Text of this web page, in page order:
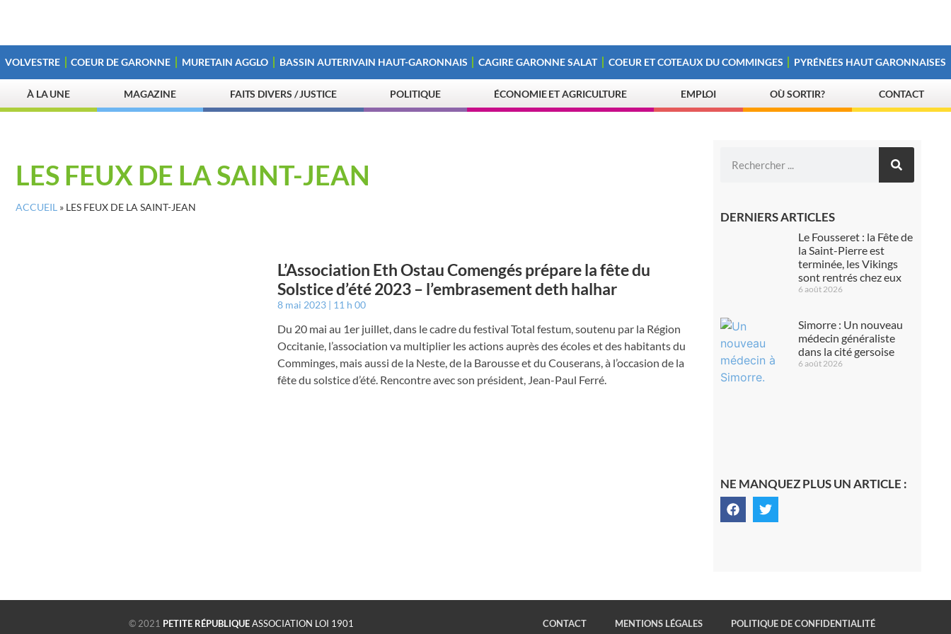
VOLVESTRE COEUR DE GARONNE MURETAIN AGGLO BASSIN AUTERIVAIN HAUT-GARONNAIS CAGIRE GARONNE SALAT COEUR ET COTEAUX DU COMMINGES PYRÉNÉES HAUT GARONNAISES
À LA UNE MAGAZINE FAITS DIVERS / JUSTICE POLITIQUE ÉCONOMIE ET AGRICULTURE EMPLOI OÙ SORTIR? CONTACT
LES FEUX DE LA SAINT-JEAN
ACCUEIL » LES FEUX DE LA SAINT-JEAN
L’Association Eth Ostau Comengés prépare la fête du
Solstice d’été 2023 – l’embrasement deth halhar
8 mai 2023 11 h 00
Du 20 mai au 1er juillet, dans le cadre du festival Total festum, soutenu par la Région
Occitanie, l’association va multiplier les actions auprès des écoles et des habitants du
Comminges, mais aussi de la Neste, de la Barousse et du Couserans, à l’occasion de la
fête du solstice d’été. Rencontre avec son président, Jean-Paul Ferré.
DERNIERS ARTICLES
Le Fousseret : la Fête de
la Saint-Pierre est
terminée, les Vikings
sont rentrés chez eux
6 août 2026
Simorre : Un nouveau
médecin généraliste
dans la cité gersoise
6 août 2026
NE MANQUEZ PLUS UN ARTICLE :
© 2021 PETITE RÉPUBLIQUEASSOCIATION LOI 1901 CONTACT MENTIONS LÉGALES POLITIQUE DE CONFIDENTIALITÉ